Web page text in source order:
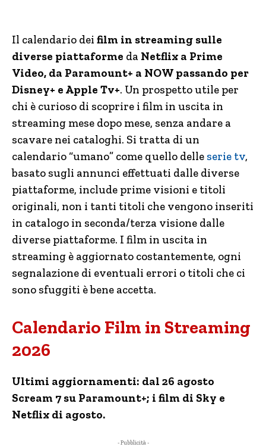
Il calendario dei film in streaming sulle
diverse piattaforme da Netflix a Prime
Video, da Paramount+ a NOW passando per
Disney+ e Apple Tv+. Un prospetto utile per
chi è curioso di scoprire i film in uscita in
streaming mese dopo mese, senza andare a
scavare nei cataloghi. Si tratta di un
calendario “umano” come quello delle serie tv,
basato sugli annunci effettuati dalle diverse
piattaforme, include prime visioni e titoli
originali, non i tanti titoli che vengono inseriti
in catalogo in seconda/terza visione dalle
diverse piattaforme. I film in uscita in
streaming è aggiornato costantemente, ogni
segnalazione di eventuali errori o titoli che ci
sono sfuggiti è bene accetta.
Calendario Film in Streaming
2026
Ultimi aggiornamenti: dal 26 agosto
Scream 7 su Paramount+; i film di Sky e
Netflix di agosto.
- Pubblicità -